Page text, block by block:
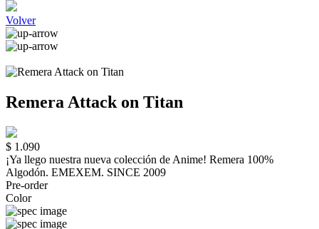
Volver
Remera Attack on Titan
$ 1.090
¡Ya llego nuestra nueva colección de Anime! Remera 100%
Algodón. EMEXEM. SINCE 2009
Pre-order
Color